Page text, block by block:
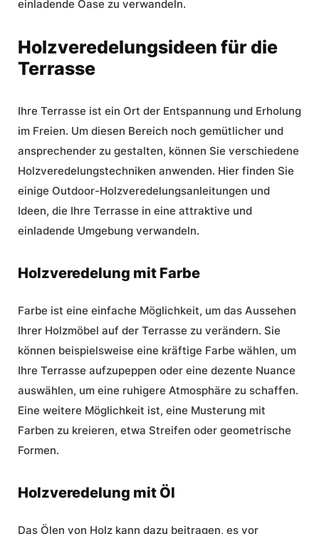
einladende Oase zu verwandeln.
Holzveredelungsideen für die
Terrasse
Ihre Terrasse ist ein Ort der Entspannung und Erholung
im Freien. Um diesen Bereich noch gemütlicher und
ansprechender zu gestalten, können Sie verschiedene
Holzveredelungstechniken anwenden. Hier finden Sie
einige Outdoor-Holzveredelungsanleitungen und
Ideen, die Ihre Terrasse in eine attraktive und
einladende Umgebung verwandeln.
Holzveredelung mit Farbe
Farbe ist eine einfache Möglichkeit, um das Aussehen
Ihrer Holzmöbel auf der Terrasse zu verändern. Sie
können beispielsweise eine kräftige Farbe wählen, um
Ihre Terrasse aufzupeppen oder eine dezente Nuance
auswählen, um eine ruhigere Atmosphäre zu schaffen.
Eine weitere Möglichkeit ist, eine Musterung mit
Farben zu kreieren, etwa Streifen oder geometrische
Formen.
Holzveredelung mit Öl
Das Ölen von Holz kann dazu beitragen, es vor